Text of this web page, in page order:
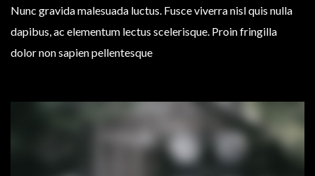
Nunc gravida malesuada luctus. Fusce viverra nisl quis nulla
dapibus, ac elementum lectus scelerisque. Proin fringilla
dolor non sapien pellentesque